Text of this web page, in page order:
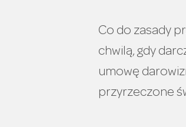
Co do zasady
chwilą, gdy
umowę
przyrzeczone